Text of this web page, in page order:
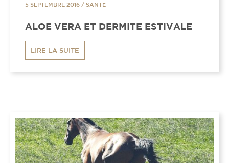
5 SEPTEMBRE 2016 /SANTÉ
ALOE VERA ET DERMITE ESTIVALE
LIRE LA SUITE